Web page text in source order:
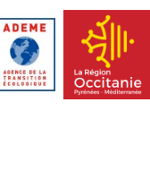
|
pour la
Energétique